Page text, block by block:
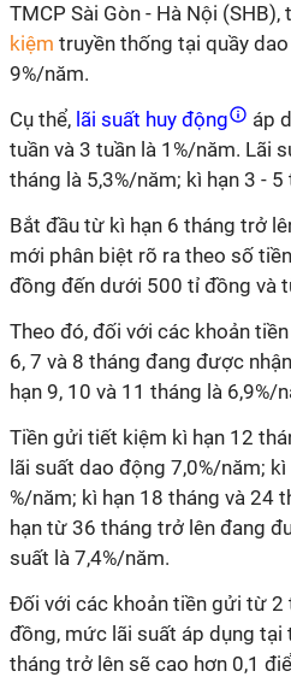
TMCP Sài Gòn - Hà Nội
kiệm truyền thống tại quầy
9%/năm.
Cụ thể, lãi suất huy động
áp
tuần và 3 tuần là 1%/năm. Lãi
tháng là 5,3%/năm; kì hạn 3 -
Bắt đầu từ kì hạn 6 tháng trở
mới phân biệt rõ ra theo số
đồng đến dưới 500 tỉ đồng và
Theo đó, đối với các khoản
6, 7 và 8 tháng đang được
hạn 9, 10 và 11 tháng là 6,9%/
Tiền gửi tiết kiệm kì hạn 12
lãi suất dao động 7,0%/năm;
%/năm; kì hạn 18 tháng và 24
hạn từ 36 tháng trở lên đang
suất là 7,4%/năm.
Đối với các khoản tiền gửi từ
đồng, mức lãi suất áp dụng tại
tháng trở lên sẽ cao hơn 0,1